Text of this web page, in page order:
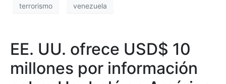
terrorismo venezuela
EE. UU. ofrece USD$ 10
millones por información